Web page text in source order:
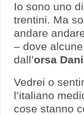
Io sono uno
trentini. Ma
andare
– dove
dall’orsa
Vedrei o
l’italiano
cose stanno